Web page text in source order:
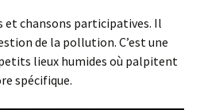
et chansons participatives. Il
de la pollution. C’est une
lieux humides où palpitent
spécifique.